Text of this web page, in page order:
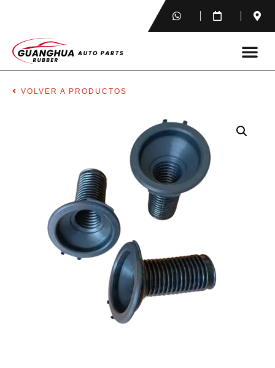
VOLVER A PRODUCTOS